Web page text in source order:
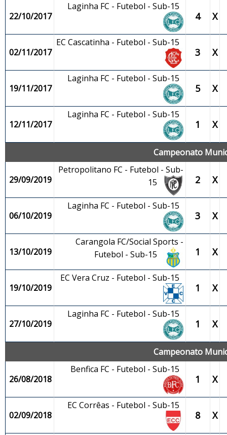
22/10/2017
Laginha FC - Futebol - Sub-15
4 X
02/11/2017
EC Cascatinha - Futebol - Sub-15
3 X
19/11/2017
Laginha FC - Futebol - Sub-15
5 X
12/11/2017
Laginha FC - Futebol - Sub-15
1 X
Campeonato
29/09/2019
Petropolitano FC - Futebol - Sub-
15
2 X
06/10/2019
Laginha FC - Futebol - Sub-15
3 X
13/10/2019
Carangola FC/Social Sports -
Futebol - Sub-15
1 X
19/10/2019
EC Vera Cruz - Futebol - Sub-15
1 X
27/10/2019
Laginha FC - Futebol - Sub-15
1 X
Campeonato
26/08/2018
Benfica FC - Futebol - Sub-15
1 X
02/09/2018
EC Corrêas - Futebol - Sub-15
8 X